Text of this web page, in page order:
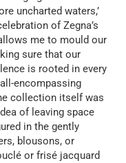
uncharted waters,’
of Zegna’s
me to mould our
sure that our
is rooted in every
encompassing
collection itself was
of leaving space
in the gently
blousons, or
or frisé jacquard